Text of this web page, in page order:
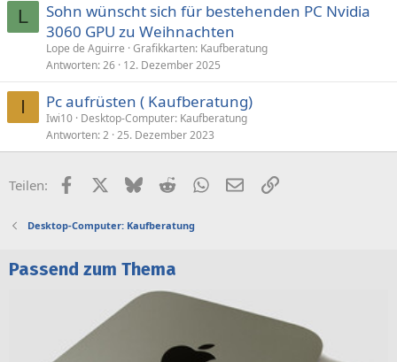
L
Sohn wünscht sich für bestehenden PC Nvidia
3060 GPU zu Weihnachten
Lope de Aguirre Grafikkarten: Kaufberatung
Antworten 26 12. Dezember 2025
I Pc aufrüsten ( Kaufberatung)
Iwi10 Desktop-Computer: Kaufberatung
Antworten 2 25. Dezember 2023
Teilen: FacebookX (Twitter)
BlueskyRedditWhatsApp
E-MailLink
Desktop-Computer: Kaufberatung
Passend zum Thema